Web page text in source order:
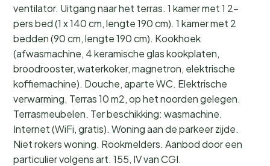
ventilator. Uitgang naar het terras. 1 kamer met 1 2-
pers bed (1 x 140 cm, lengte 190 cm). 1 kamer met 2
bedden (90 cm, lengte 190 cm). Kookhoek
(afwasmachine, 4 keramische glas kookplaten,
broodrooster, waterkoker, magnetron, elektrische
koffiemachine). Douche, aparte WC. Elektrische
verwarming. Terras 10 m2, op het noorden gelegen.
Terrasmeubelen. Ter beschikking: wasmachine.
Internet (WiFi, gratis). Woning aan de parkeer zijde.
Niet rokers woning. Rookmelders. Aanbod door een
particulier volgens art. 155, IV van CGI.